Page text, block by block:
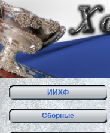
ИИХФ
Сборные